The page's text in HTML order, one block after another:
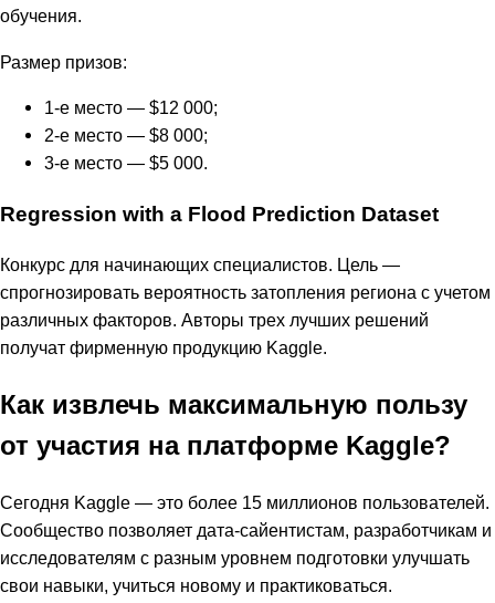
обучения.
Размер призов:
1-е место — $12 000;
2-е место — $8 000;
3-е место — $5 000.
Regression with a Flood Prediction Dataset
Конкурс для начинающих специалистов. Цель —
спрогнозировать вероятность затопления региона с учетом
различных факторов. Авторы трех лучших решений
получат фирменную продукцию Kaggle.
Как извлечь максимальную пользу
от участия на платформе Kaggle?
Сегодня Kaggle — это более 15 миллионов пользователей.
Сообщество позволяет дата-сайентистам, разработчикам и
исследователям с разным уровнем подготовки улучшать
свои навыки, учиться новому и практиковаться.